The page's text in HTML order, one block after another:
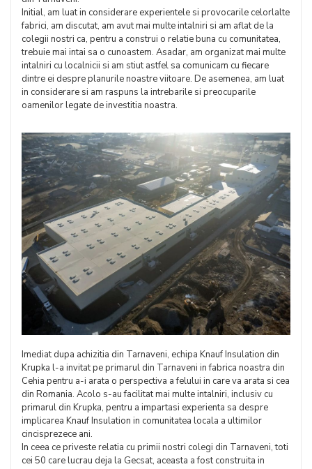
Initial, am luat in considerare experientele si provocarile celorlalte
fabrici, am discutat, am avut mai multe intalniri si am aflat de la
colegii nostri ca, pentru a construi o relatie buna cu comunitatea,
trebuie mai intai sa o cunoastem. Asadar, am organizat mai multe
intalniri cu localnicii si am stiut astfel sa comunicam cu fiecare
dintre ei despre planurile noastre viitoare. De asemenea, am luat
in considerare si am raspuns la intrebarile si preocuparile
oamenilor legate de investitia noastra.
Imediat dupa achizitia din Tarnaveni, echipa Knauf Insulation din
Krupka l-a invitat pe primarul din Tarnaveni in fabrica noastra din
Cehia pentru a-i arata o perspectiva a felului in care va arata si cea
din Romania. Acolo s-au facilitat mai multe intalniri, inclusiv cu
primarul din Krupka, pentru a impartasi experienta sa despre
implicarea Knauf Insulation in comunitatea locala a ultimilor
cincisprezece ani.
In ceea ce priveste relatia cu primii nostri colegi din Tarnaveni, toti
cei 50 care lucrau deja la Gecsat, aceasta a fost construita in